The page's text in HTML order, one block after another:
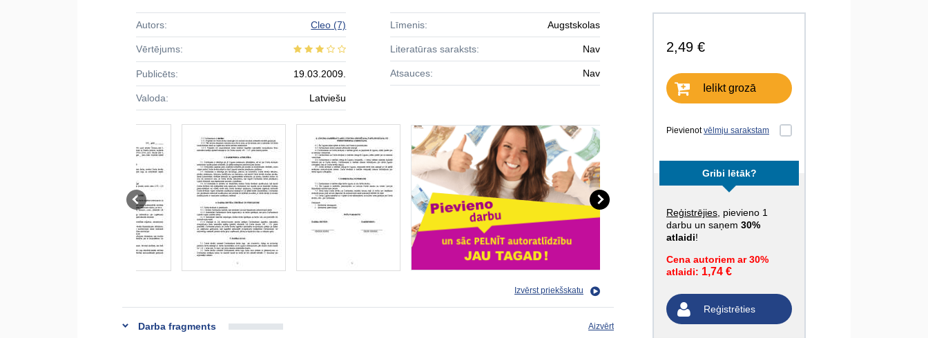
2,49 €
Ielikt grozā
Pievienotvēlmju sarakstam
Gribi lētāk?
Reģistrējies , pievieno 1
darbu un saņem 30%
atlaidi!
Cena autoriem ar 30%
atlaidi: 1,74 €
Reģistrēties
Autors: Cleo (7)
Vērtējums:
Publicēts: 19.03.2009.
Valoda: Latviešu
Līmenis: Augstskolas
Literatūras saraksts: Nav
Atsauces: Nav
Izvērst priekšskatu
Darba fragments Aizvērt